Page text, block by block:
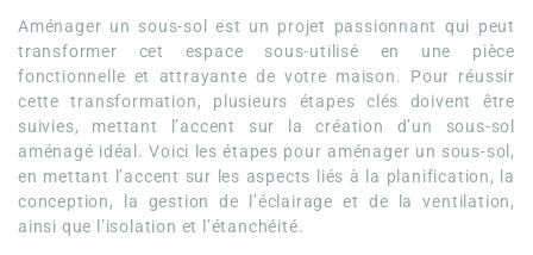
Aménager un sous-sol est un projet passionnant qui peut
transformer cet espace sous-utilisé en une pièce
fonctionnelle et attrayante de votre maison. Pour réussir
cette transformation, plusieurs étapes clés doivent être
suivies, mettant l’accent sur la création d’un sous-sol
aménagé idéal. Voici les étapes pour aménager un sous-sol,
en mettant l’accent sur les aspects liés à la planification, la
conception, la gestion de l’éclairage et de la ventilation,
ainsi que l’isolation et l’étanchéité.